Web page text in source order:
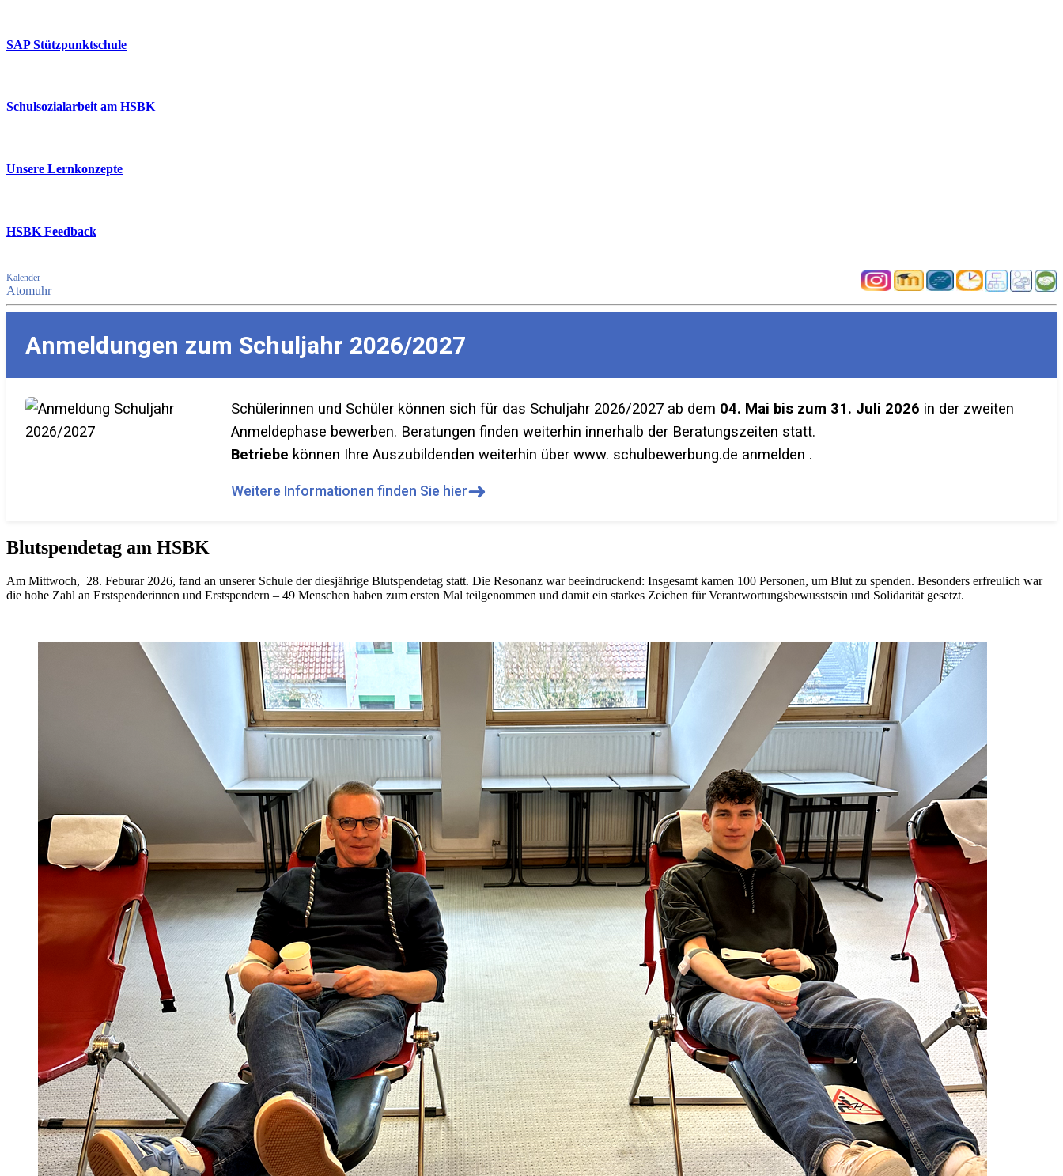
SAP Stützpunktschule
Schulsozialarbeit am HSBK
Unsere Lernkonzepte
HSBK Feedback
Kalender
Atomuhr
Anmeldungen zum Schuljahr 2026/2027
Schülerinnen und Schüler können sich für das Schuljahr 2026/2027 ab dem 04. Mai bis zum 31. Juli 2026 in der zweiten
Anmeldephase bewerben. Beratungen finden weiterhin innerhalb der Beratungszeiten statt.
Betriebe können Ihre Auszubildenden weiterhin über www. schulbewerbung.de anmelden .
Weitere Informationen finden Sie hier➜
Blutspendetag am HSBK
Am Mittwoch, 28. Feburar 2026, fand an unserer Schule der diesjährige Blutspendetag statt. Die Resonanz war beeindruckend: Insgesamt kamen 100 Personen, um Blut zu spenden. Besonders erfreulich war
die hohe Zahl an Erstspenderinnen und Erstspendern – 49 Menschen haben zum ersten Mal teilgenommen und damit ein starkes Zeichen für Verantwortungsbewusstsein und Solidarität gesetzt.